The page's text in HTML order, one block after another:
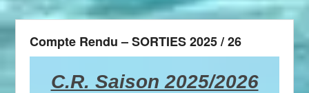
Compte Rendu – SORTIES 2025 / 26
C.R. Saison 2025/2026